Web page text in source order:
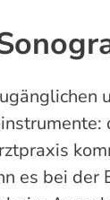
es bei der